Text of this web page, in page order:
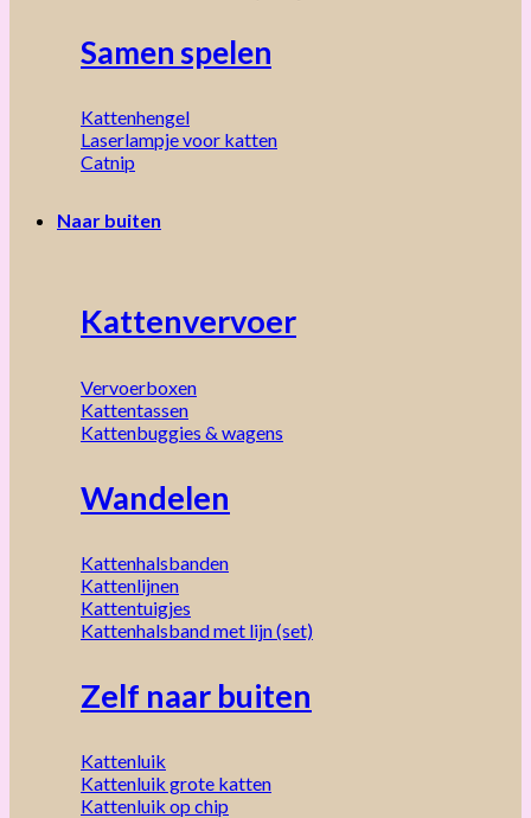
Samen spelen
Kattenhengel
Laserlampje voor katten
Catnip
Naar buiten
Kattenvervoer
Vervoerboxen
Kattentassen
Kattenbuggies & wagens
Wandelen
Kattenhalsbanden
Kattenlijnen
Kattentuigjes
Kattenhalsband met lijn (set)
Zelf naar buiten
Kattenluik
Kattenluik grote katten
Kattenluik op chip